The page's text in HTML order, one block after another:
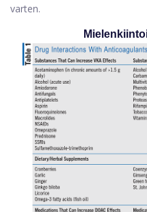
varten.
TÄRKEIN >> LÄÄKE
Linzess: Erot, yhtäläisyydet
Trulance vs.
yhtäläisyydet ja
parempi
Lääke vs. Ystävä
Huumeiden
olosuhteet|
Sivuvaikutukset|Huumeiden